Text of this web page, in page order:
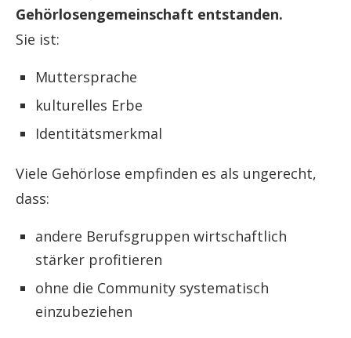
Gehörlosengemeinschaft entstanden.
Sie ist:
Muttersprache
kulturelles Erbe
Identitätsmerkmal
Viele Gehörlose empfinden es als ungerecht,
dass:
andere Berufsgruppen wirtschaftlich
stärker profitieren
ohne die Community systematisch
einzubeziehen